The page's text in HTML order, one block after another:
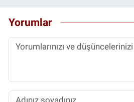
Yorumlar